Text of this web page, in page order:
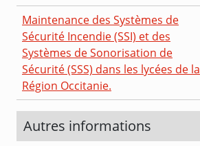
Maintenance des Systèmes de
Sécurité Incendie (SSI) et des
Systèmes de Sonorisation de
Sécurité (SSS) dans les lycées de la
Région Occitanie.
Autres informations